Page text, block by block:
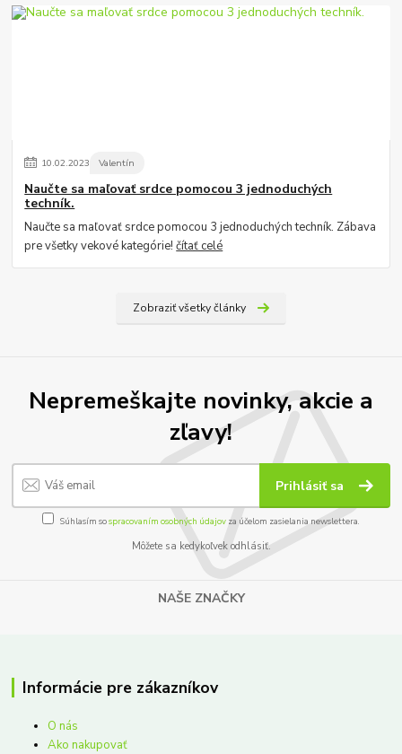
10.02.2023 Valentín
Naučte sa maľovať srdce pomocou 3 jednoduchých
techník.
Naučte sa maľovať srdce pomocou 3 jednoduchých techník. Zábava
pre všetky vekové kategórie!čítať celé
Zobraziť všetky články
Nepremeškajte novinky, akcie a
zľavy!
Prihlásiť sa
Súhlasím sospracovaním osobných údajov za účelom zasielania newslettera.
Môžete sa kedykoľvek odhlásiť.
NAŠE ZNAČKY
Informácie pre zákazníkov
O nás
Ako nakupovať